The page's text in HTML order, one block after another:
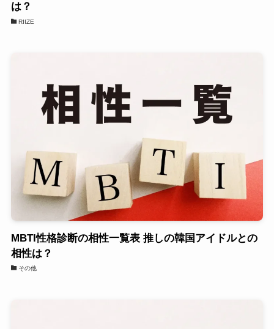
は？
RIIZE
MBTI性格診断の相性一覧表 推しの韓国アイドルとの
相性は？
その他